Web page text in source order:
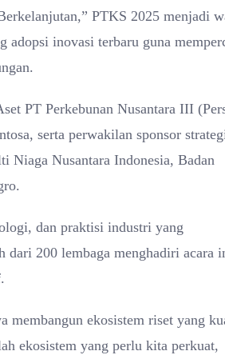
PTKS 2025 menjadi
adopsi inovasi terbaru guna
PT Perkebunan Nusantara III
serta perwakilan sponsor
Niaga Nusantara Indonesia, Badan
dan praktisi industri yang
dari 200 lembaga menghadiri acara
membangun ekosistem riset yang
ekosistem yang perlu kita perkuat,